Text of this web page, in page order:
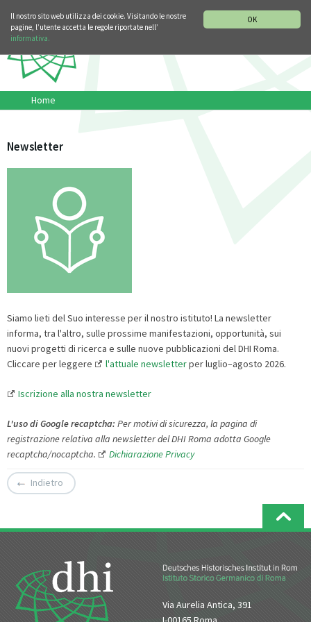
OK
Il nostro sito web utilizza dei cookie. Visitando le nostre
pagine, l’utente accetta le regole riportate nell’
informativa.
Home
Newsletter
Siamo lieti del Suo interesse per il nostro istituto! La newsletter
informa, tra l'altro, sulle prossime manifestazioni, opportunità, sui
nuovi progetti di ricerca e sulle nuove pubblicazioni del DHI Roma.
Cliccare per leggere
l'attuale newsletterper luglio–agosto 2026.
Iscrizione alla nostra newsletter
L'usodiGooglerecaptcha: Per motivi di sicurezza, la pagina di
registrazione relativa alla newsletter del DHI Roma adotta Google
recaptcha/nocaptcha.
Dichiarazione Privacy
Indietro
Via Aurelia Antica, 391